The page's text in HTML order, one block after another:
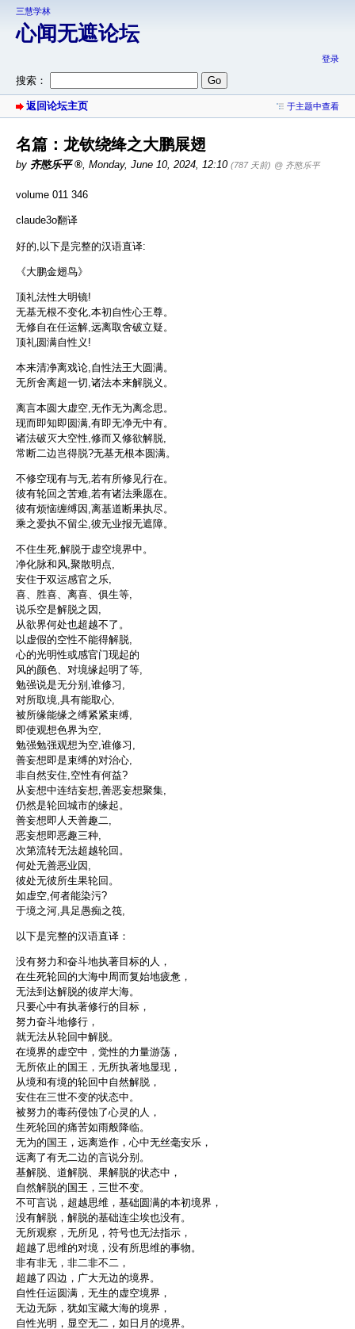
三慧学林
心闻无遮论坛
登录
搜索：
返回论坛主页 于主题中查看
名篇：龙钦绕绛之大鹏展翅
by 齐愍乐平 , Monday, June 10, 2024, 12:10 (787 天前) @ 齐愍乐平
volume 011 346
claude3o翻译
好的,以下是完整的汉语直译:
《大鹏金翅鸟》
顶礼法性大明镜!
无基无根不变化,本初自性心王尊。
无修自在任运解,远离取舍破立疑。
顶礼圆满自性义!
本来清净离戏论,自性法王大圆满。
无所舍离超一切,诸法本来解脱义。
离言本圆大虚空,无作无为离念思。
现而即知即圆满,有即无净无中有。
诸法破灭大空性,修而又修欲解脱,
常断二边岂得脱?无基无根本圆满。
不修空现有与无,若有所修见行在。
彼有轮回之苦难,若有诸法乘愿在。
彼有烦恼缠缚因,离基道断果执尽。
乘之爱执不留尘,彼无业报无遮障。
不住生死,解脱于虚空境界中。
净化脉和风,聚散明点,
安住于双运感官之乐,
喜、胜喜、离喜、俱生等,
说乐空是解脱之因,
从欲界何处也超越不了。
以虚假的空性不能得解脱,
心的光明性或感官门现起的
风的颜色、对境缘起明了等,
勉强说是无分别,谁修习,
对所取境,具有能取心,
被所缘能缘之缚紧紧束缚,
即使观想色界为空,
勉强勉强观想为空,谁修习,
善妄想即是束缚的对治心,
非自然安住,空性有何益?
从妄想中连结妄想,善恶妄想聚集,
仍然是轮回城市的缘起。
善妄想即人天善趣二,
恶妄想即恶趣三种,
次第流转无法超越轮回。
何处无善恶业因,
彼处无彼所生果轮回。
如虚空,何者能染污?
于境之河,具足愚痴之筏,
以下是完整的汉语直译：
没有努力和奋斗地执著目标的人，
在生死轮回的大海中周而复始地疲惫，
无法到达解脱的彼岸大海。
只要心中有执著修行的目标，
努力奋斗地修行，
就无法从轮回中解脱。
在境界的虚空中，觉性的力量游荡，
无所依止的国王，无所执著地显现，
从境和有境的轮回中自然解脱，
安住在三世不变的状态中。
被努力的毒药侵蚀了心灵的人，
生死轮回的痛苦如雨般降临。
无为的国王，远离造作，心中无丝毫安乐，
远离了有无二边的言说分别。
基解脱、道解脱、果解脱的状态中，
自然解脱的国王，三世不变。
不可言说，超越思维，基础圆满的本初境界，
没有解脱，解脱的基础连尘埃也没有。
无所观察，无所见，符号也无法指示，
超越了思维的对境，没有所思维的事物。
非有非无，非二非不二，
超越了四边，广大无边的境界。
自性任运圆满，无生的虚空境界，
无边无际，犹如宝藏大海的境界，
自性光明，显空无二，如日月的境界。